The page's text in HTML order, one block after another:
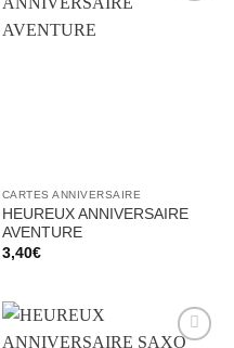
CARTES ANNIVERSAIRE
HEUREUX ANNIVERSAIRE
AVENTURE
3,40€